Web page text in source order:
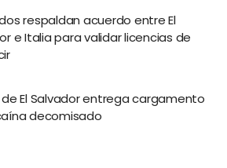
respaldan acuerdo entre El
e Italia para validar licencias de
de El Salvador entrega cargamento
decomisado